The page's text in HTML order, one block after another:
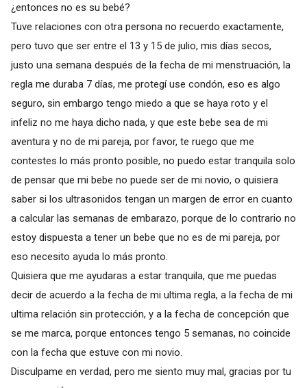
¿entonces no es su bebé?
Tuve relaciones con otra persona no recuerdo exactamente,
pero tuvo que ser entre el 13 y 15 de julio, mis días secos,
justo una semana después de la fecha de mi menstruación, la
regla me duraba 7 días, me protegí use condón, eso es algo
seguro, sin embargo tengo miedo a que se haya roto y el
infeliz no me haya dicho nada, y que este bebe sea de mi
aventura y no de mi pareja, por favor, te ruego que me
contestes lo más pronto posible, no puedo estar tranquila solo
de pensar que mi bebe no puede ser de mi novio, o quisiera
saber si los ultrasonidos tengan un margen de error en cuanto
a calcular las semanas de embarazo, porque de lo contrario no
estoy dispuesta a tener un bebe que no es de mi pareja, por
eso necesito ayuda lo más pronto.
Quisiera que me ayudaras a estar tranquila, que me puedas
decir de acuerdo a la fecha de mi ultima regla, a la fecha de mi
ultima relación sin protección, y a la fecha de concepción que
se me marca, porque entonces tengo 5 semanas, no coincide
con la fecha que estuve con mi novio.
Disculpame en verdad, pero me siento muy mal, gracias por tu